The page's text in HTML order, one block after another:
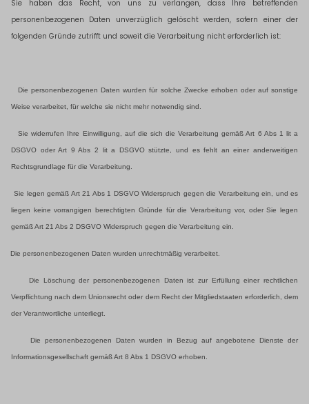
Sie haben das Recht, von uns zu verlangen, dass Ihre betreffenden
personenbezogenen Daten unverzüglich gelöscht werden, sofern einer der
folgenden Gründe zutrifft und soweit die Verarbeitung nicht erforderlich ist:
Die personenbezogenen Daten wurden für solche Zwecke erhoben oder auf sonstige
Weise verarbeitet, für welche sie nicht mehr notwendig sind.
Sie widerrufen Ihre Einwilligung, auf die sich die Verarbeitung gemäß Art 6 Abs 1 lit a
DSGVO oder Art 9 Abs 2 lit a DSGVO stützte, und es fehlt an einer anderweitigen
Rechtsgrundlage für die Verarbeitung.
Sie legen gemäß Art 21 Abs 1 DSGVO Widerspruch gegen die Verarbeitung ein, und es
liegen keine vorrangigen berechtigten Gründe für die Verarbeitung vor, oder Sie legen
gemäß Art 21 Abs 2 DSGVO Widerspruch gegen die Verarbeitung ein.
Die personenbezogenen Daten wurden unrechtmäßig verarbeitet.
Die Löschung der personenbezogenen Daten ist zur Erfüllung einer rechtlichen
Verpflichtung nach dem Unionsrecht oder dem Recht der Mitgliedstaaten erforderlich, dem
der Verantwortliche unterliegt.
Die personenbezogenen Daten wurden in Bezug auf angebotene Dienste der
Informationsgesellschaft gemäß Art 8 Abs 1 DSGVO erhoben.